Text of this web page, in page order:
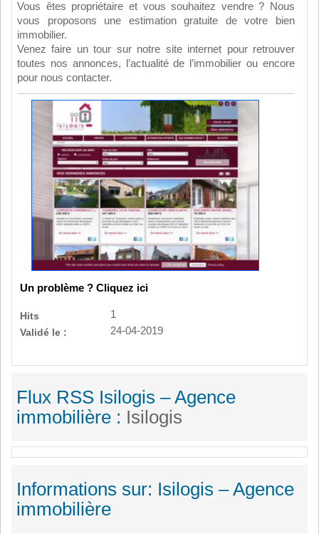
Vous êtes propriétaire et vous souhaitez vendre ? Nous
vous proposons une estimation gratuite de votre bien
immobilier.
Venez faire un tour sur notre site internet pour retrouver
toutes nos annonces, l’actualité de l’immobilier ou encore
pour nous contacter.
Un problème ? Cliquez ici
Hits
1
Validé le :
24-04-2019
Flux RSS Isilogis – Agence
immobilière : Isilogis
Informations sur: Isilogis – Agence
immobilière